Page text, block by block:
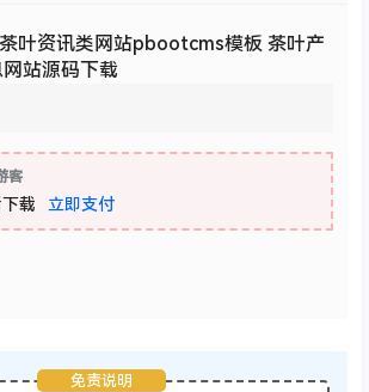
叶资讯类网站pbootcms模板 茶叶产
站源码下载
客
载 立即支付
免责说明